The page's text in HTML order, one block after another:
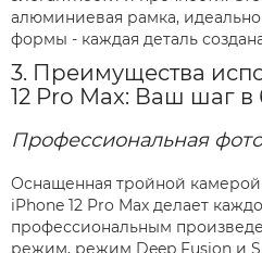
алюминиевая рамка,
формы - каждая деталь
3. Преимущества
12 Pro Max: Ваш шаг
Профессиональная
Оснащенная тройной
iPhone 12 Pro Max делает
профессиональным